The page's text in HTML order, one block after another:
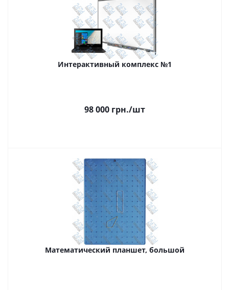
Интерактивный комплекс №1
98 000 грн./шт
Математический планшет, большой